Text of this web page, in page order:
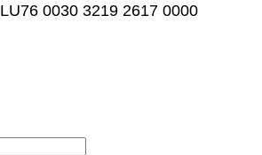
LU76 0030 3219 2617 0000